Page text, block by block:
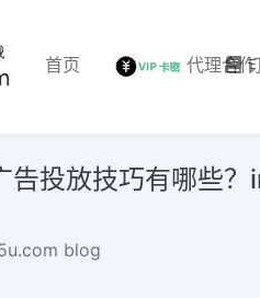
首页 代理合作
告投放技巧有哪些
blog